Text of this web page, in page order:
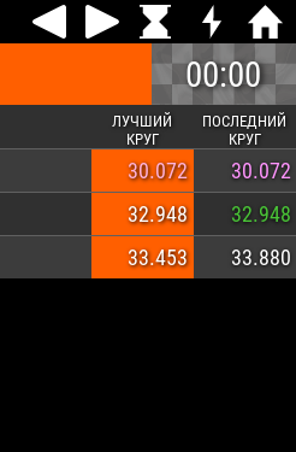
00:00
ЛУЧШИЙ
КРУГ
ПОСЛЕДНИЙ
КРУГ
30.072
30.072
32.948
32.948
33.453 33.880